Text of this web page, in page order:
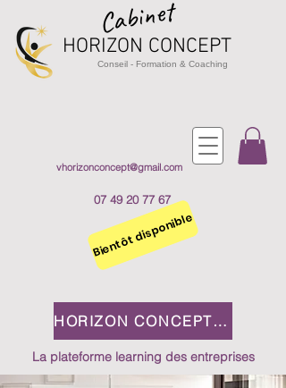
HORIZON CONCEPT
Conseil - Formation & Coaching
07 49 20 77 67
vhorizonconcept@gmail.com
Cabinet
HORIZON CONCEPT 2.0
La plateforme learning des entreprises
Bientôt disponible